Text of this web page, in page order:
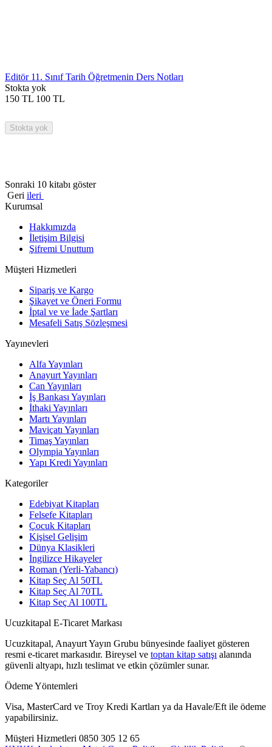
Editör 11. Sınıf Tarih Öğretmenin Ders Notları
Stokta yok
150 TL 100 TL
Stokta yok
Sonraki 10 kitabı göster
Geri ileri
Kurumsal
Hakkımızda
İletişim Bilgisi
Şifremi Unuttum
Müşteri Hizmetleri
Sipariş ve Kargo
Şikayet ve Öneri Formu
İptal ve ve İade Şartları
Mesafeli Satış Sözleşmesi
Yayınevleri
Alfa Yayınları
Anayurt Yayınları
Can Yayınları
İş Bankası Yayınları
İthaki Yayınları
Martı Yayınları
Maviçatı Yayınları
Timaş Yayınları
Olympia Yayınları
Yapı Kredi Yayınları
Kategoriler
Edebiyat Kitapları
Felsefe Kitapları
Çocuk Kitapları
Kişisel Gelişim
Dünya Klasikleri
İngilizce Hikayeler
Roman (Yerli-Yabancı)
Kitap Seç Al 50TL
Kitap Seç Al 70TL
Kitap Seç Al 100TL
Ucuzkitapal E-Ticaret Markası
Ucuzkitapal, Anayurt Yayın Grubu bünyesinde faaliyet gösteren
resmi e-ticaret markasıdır. Bireysel ve toptan kitap satışı alanında
güvenli altyapı, hızlı teslimat ve etkin çözümler sunar.
Ödeme Yöntemleri
Visa, MasterCard ve Troy Kredi Kartları ya da Havale/Eft ile ödeme
yapabilirsiniz.
Müşteri Hizmetleri 0850 305 12 65